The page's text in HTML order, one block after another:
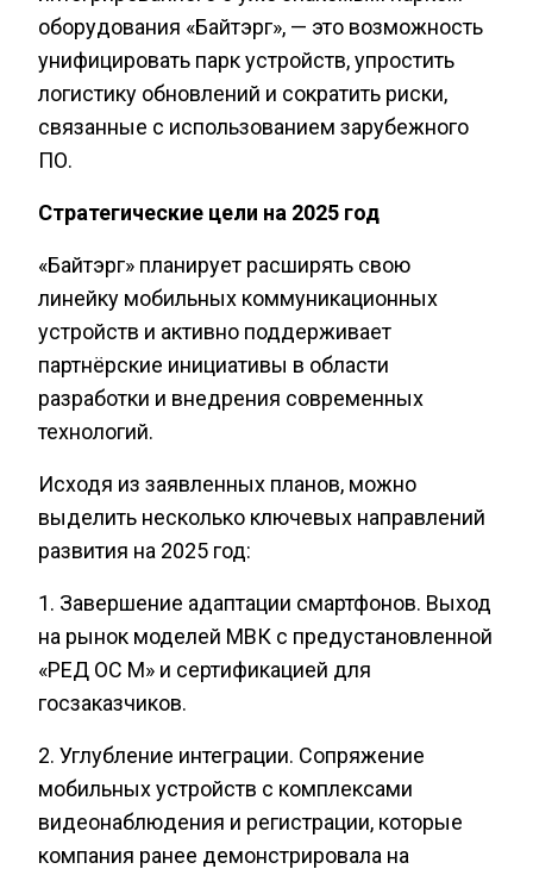
оборудования «Байтэрг», — это возможность
унифицировать парк устройств, упростить
логистику обновлений и сократить риски,
связанные с использованием зарубежного
ПО.
Стратегические цели на 2025 год
«Байтэрг» планирует расширять свою
линейку мобильных коммуникационных
устройств и активно поддерживает
партнёрские инициативы в области
разработки и внедрения современных
технологий.
Исходя из заявленных планов, можно
выделить несколько ключевых направлений
развития на 2025 год:
1. Завершение адаптации смартфонов. Выход
на рынок моделей МВК с предустановленной
«РЕД ОС М» и сертификацией для
госзаказчиков.
2. Углубление интеграции. Сопряжение
мобильных устройств с комплексами
видеонаблюдения и регистрации, которые
компания ранее демонстрировала на